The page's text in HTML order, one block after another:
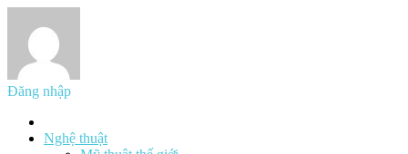
Đăng nhập
Nghệ thuật